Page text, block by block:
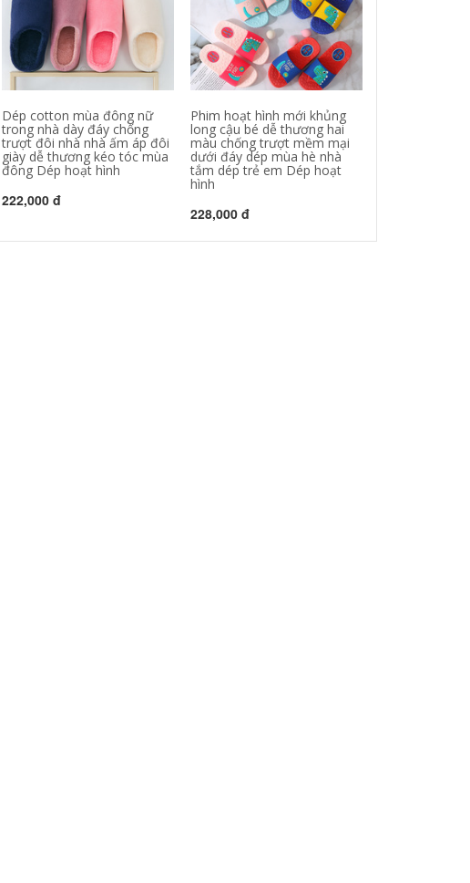
Dép cotton mùa đông nữ
trong nhà dày đáy chống
trượt đôi nhà nhà ấm áp đôi
giày dễ thương kéo tóc mùa
đông Dép hoạt hình
222,000 đ
Phim hoạt hình mới khủng
long cậu bé dễ thương hai
màu chống trượt mềm mại
dưới đáy dép mùa hè nhà
tắm dép trẻ em Dép hoạt
hình
228,000 đ